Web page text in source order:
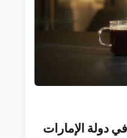
دولة الإمارات